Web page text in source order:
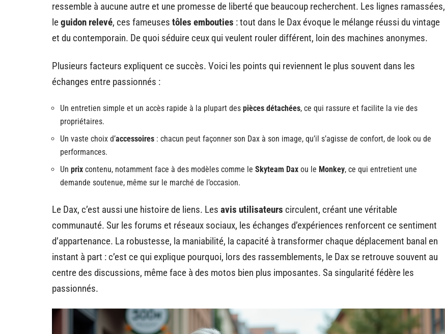
ressemble à aucune autre et une promesse de liberté que beaucoup recherchent. Les lignes ramassées,
leguidon relevé, ces fameuses tôles embouties : tout dans le Dax évoque le mélange réussi du vintage
et du contemporain. De quoi séduire ceux qui veulent rouler différent, loin des machines anonymes.
Plusieurs facteurs expliquent ce succès. Voici les points qui reviennent le plus souvent dans les
échanges entre passionnés :
Un entretien simple et un accès rapide à la plupart des pièces détachées, ce qui rassure et facilite la vie des
propriétaires.
Un vaste choix d’accessoires : chacun peut façonner son Dax à son image, qu’il s’agisse de confort, de look ou de
performances.
Un prix contenu, notamment face à des modèles comme le Skyteam Dax ou le Monkey, ce qui entretient une
demande soutenue, même sur le marché de l’occasion.
Le Dax, c’est aussi une histoire de liens. Les avis utilisateurs circulent, créant une véritable
communauté. Sur les forums et réseaux sociaux, les échanges d’expériences renforcent ce sentiment
d’appartenance. La robustesse, la maniabilité, la capacité à transformer chaque déplacement banal en
instant à part : c’est ce qui explique pourquoi, lors des rassemblements, le Dax se retrouve souvent au
centre des discussions, même face à des motos bien plus imposantes. Sa singularité fédère les
passionnés.